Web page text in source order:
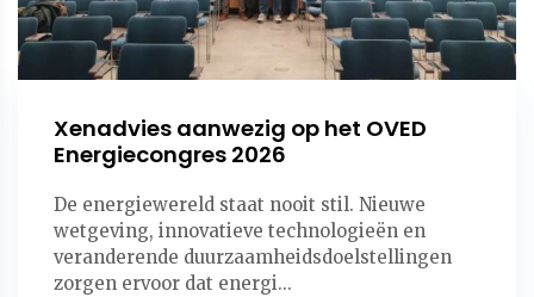
Xenadvies aanwezig op het OVED
Energiecongres 2026
De energiewereld staat nooit stil. Nieuwe
wetgeving, innovatieve technologieën en
veranderende duurzaamheidsdoelstellingen
zorgen ervoor dat energi...